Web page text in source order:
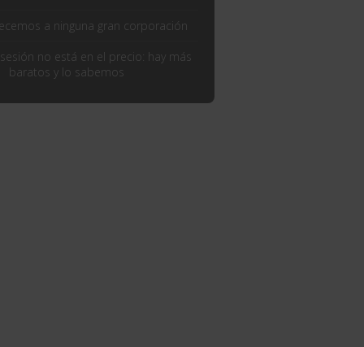
a ninguna gran corporación
no está en el precio: hay más
baratos y lo sabemos